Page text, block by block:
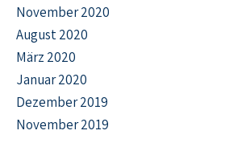
November 2020
August 2020
März 2020
Januar 2020
Dezember 2019
November 2019